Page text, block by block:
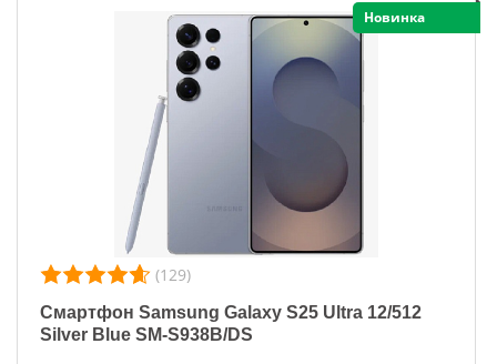
Новинка
(129)
Смартфон Samsung Galaxy S25 Ultra 12/512
Silver Blue SM-S938B/DS